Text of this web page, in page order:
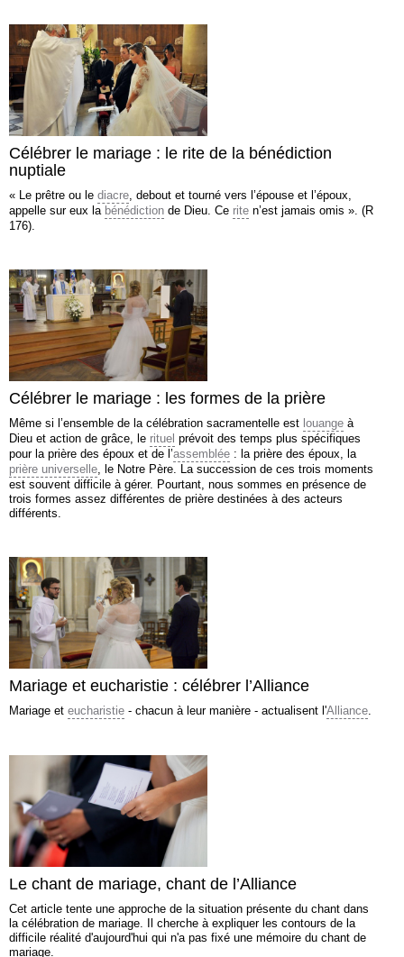
Célébrer le mariage : le rite de la bénédiction
nuptiale
« Le prêtre ou le diacre, debout et tourné vers l’épouse et l’époux,
appelle sur eux la bénédiction de Dieu. Ce rite n’est jamais omis ». (R
176).
Célébrer le mariage : les formes de la prière
Même si l’ensemble de la célébration sacramentelle est louange à
Dieu et action de grâce, le rituel prévoit des temps plus spécifiques
pour la prière des époux et de l’assemblée : la prière des époux, la
prière universelle, le Notre Père. La succession de ces trois moments
est souvent difficile à gérer. Pourtant, nous sommes en présence de
trois formes assez différentes de prière destinées à des acteurs
différents.
Mariage et eucharistie : célébrer l’Alliance
Mariage et eucharistie - chacun à leur manière - actualisent l'Alliance.
Le chant de mariage, chant de l’Alliance
Cet article tente une approche de la situation présente du chant dans
la célébration de mariage. Il cherche à expliquer les contours de la
difficile réalité d'aujourd'hui qui n'a pas fixé une mémoire du chant de
mariage.